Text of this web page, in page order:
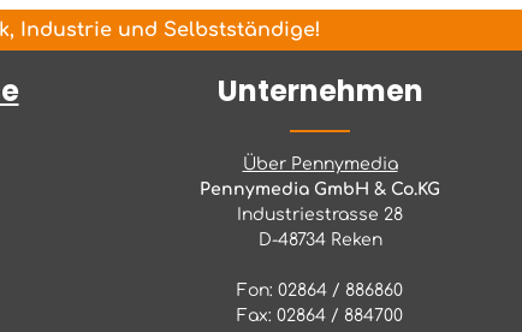
Industrie und Selbstständige!
Unternehmen
Über Pennymedia
Pennymedia GmbH & Co.KG
Industriestrasse 28
D-48734 Reken
Fon: 02864 / 886860
Fax: 02864 / 884700